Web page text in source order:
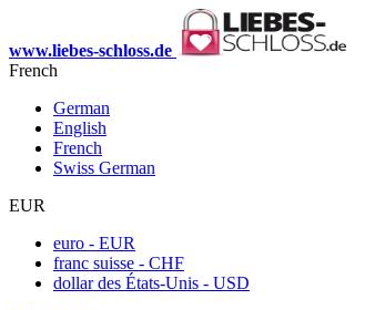
www.liebes-schloss.de
French
German
English
French
Swiss German
EUR
euro - EUR
franc suisse - CHF
dollar des États-Unis - USD